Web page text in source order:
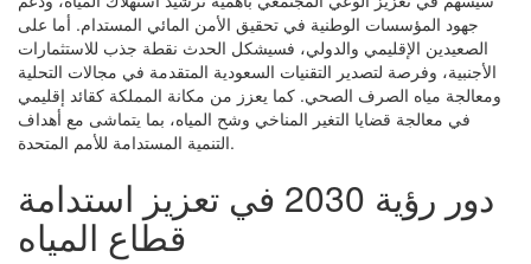
جهود المؤسسات الوطنية في تحقيق الأمن المائي المستدام. أما على
الصعيدين الإقليمي والدولي، فسيشكل الحدث نقطة جذب للاستثمارات
الأجنبية، وفرصة لتصدير التقنيات السعودية المتقدمة في مجالات التحلية
ومعالجة مياه الصرف الصحي. كما يعزز من مكانة المملكة كقائد إقليمي
في معالجة قضايا التغير المناخي وشح المياه، بما يتماشى مع أهداف
التنمية المستدامة للأمم المتحدة.
دور رؤية 2030 في تعزيز استدامة
قطاع المياه